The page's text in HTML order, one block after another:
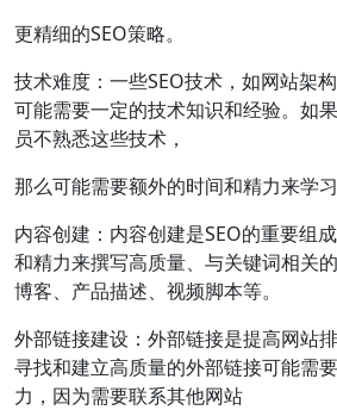
更精细的SEO策略。
技术难度：一些SEO技术，如网站架
可能需要一定的技术知识和经验。如
员不熟悉这些技术，
那么可能需要额外的时间和精力来学习
内容创建：内容创建是SEO的重要组
和精力来撰写高质量、与关键词相关
博客、产品描述、视频脚本等。
外部链接建设：外部链接是提高网站
寻找和建立高质量的外部链接可能需
力，因为需要联系其他网站